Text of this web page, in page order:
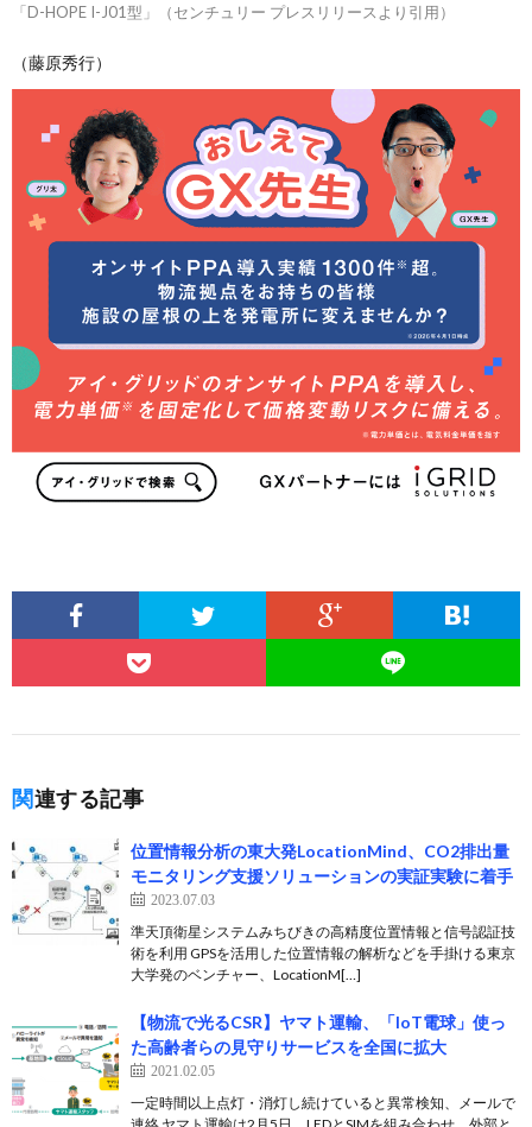
「D-HOPE I-J01型」（センチュリー プレスリリースより引用）
（藤原秀行）
関連する記事
位置情報分析の東大発LocationMind、CO2排出量
モニタリング支援ソリューションの実証実験に着手
2023.07.03
準天頂衛星システムみちびきの高精度位置情報と信号認証技
術を利用 GPSを活用した位置情報の解析などを手掛ける東京
大学発のベンチャー、LocationM[…]
【物流で光るCSR】ヤマト運輸、「IoT電球」使っ
た高齢者らの見守りサービスを全国に拡大
2021.02.05
一定時間以上点灯・消灯し続けていると異常検知、メールで